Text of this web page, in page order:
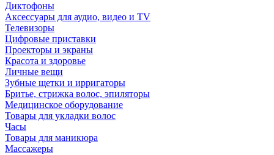
Диктофоны
Аксессуары для аудио, видео и TV
Телевизоры
Цифровые приставки
Проекторы и экраны
Красота и здоровье
Личные вещи
Зубные щетки и ирригаторы
Бритье, стрижка волос, эпиляторы
Медицинское оборудование
Товары для укладки волос
Часы
Товары для маникюра
Массажеры